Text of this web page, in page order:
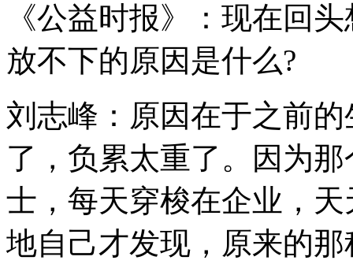
《公益时报》：现在回
放不下的原因是什么?
刘志峰：原因在于之前
了，负累太重了。因为
士，每天穿梭在企业，
地自己才发现，原来的